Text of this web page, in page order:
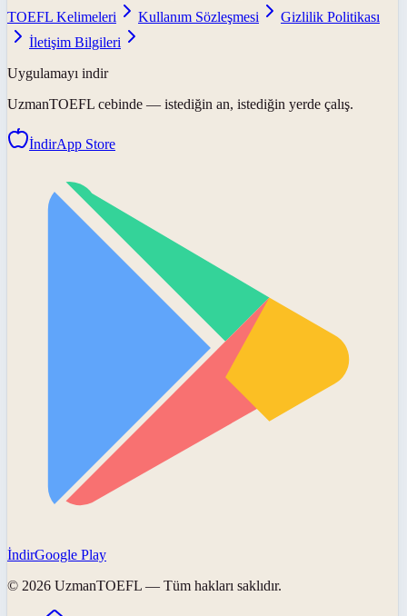
TOEFL Kelimeleri
Kullanım Sözleşmesi
Gizlilik Politikası
İletişim Bilgileri
Uygulamayı indir
UzmanTOEFL cebinde — istediğin an, istediğin yerde çalış.
İndirApp Store
İndirGoogle Play
© 2026 UzmanTOEFL — Tüm hakları saklıdır.